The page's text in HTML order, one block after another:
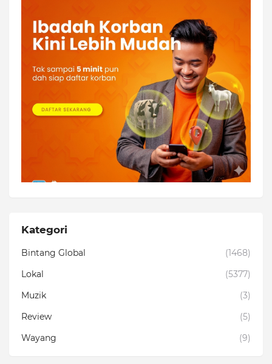
Kategori
Bintang Global
(1468)
Lokal
(5377)
Muzik
(3)
Review
(5)
Wayang
(9)